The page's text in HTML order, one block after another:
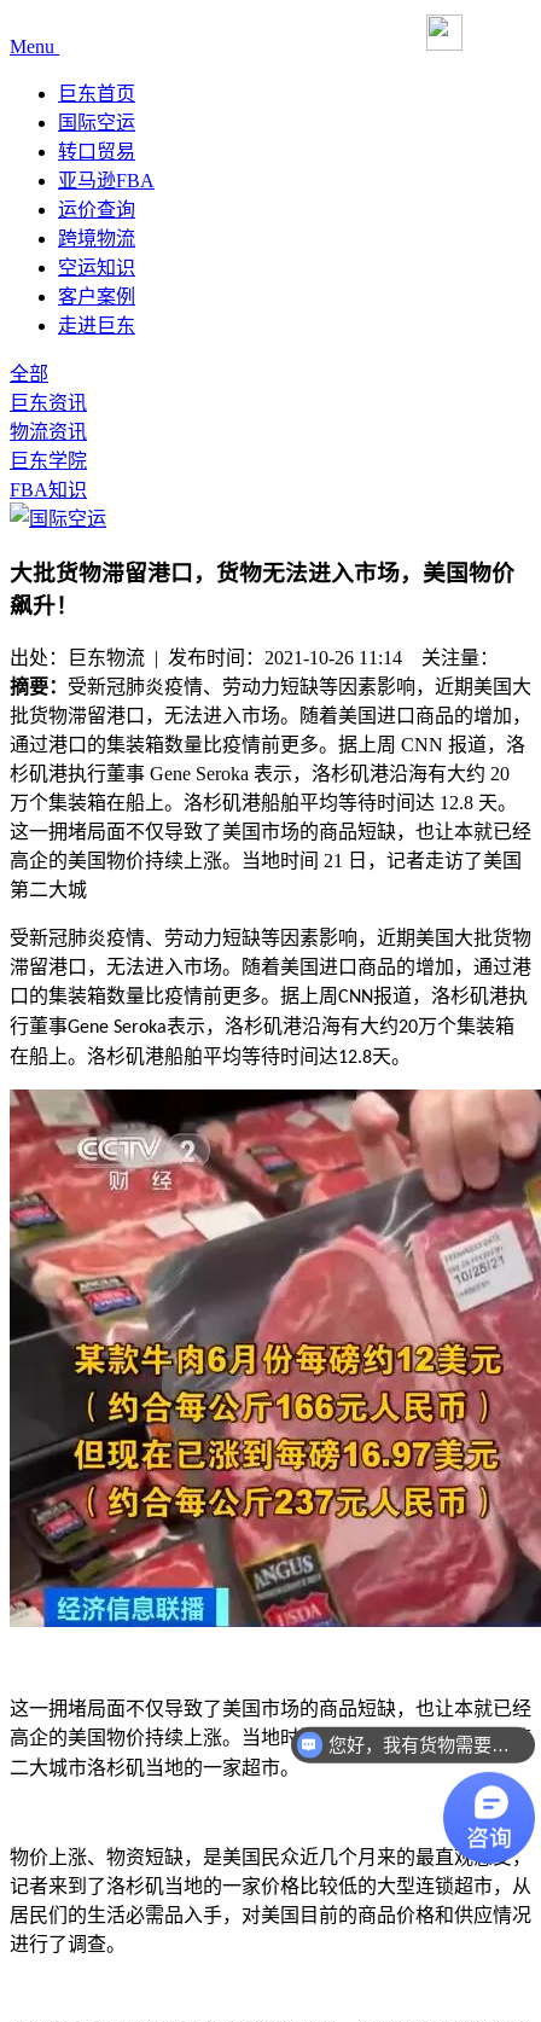
Menu
巨东首页
国际空运
转口贸易
亚马逊FBA
运价查询
跨境物流
空运知识
客户案例
走进巨东
全部
巨东资讯
物流资讯
巨东学院
FBA知识
大批货物滞留港口，货物无法进入市场，美国物价
飙升！
出处：巨东物流 | 发布时间：2021-10-26 11:14 关注量：
摘要： 受新冠肺炎疫情、劳动力短缺等因素影响，近期美国大
批货物滞留港口，无法进入市场。随着美国进口商品的增加，
通过港口的集装箱数量比疫情前更多。据上周 CNN 报道，洛
杉矶港执行董事 Gene Seroka 表示，洛杉矶港沿海有大约 20
万个集装箱在船上。洛杉矶港船舶平均等待时间达 12.8 天。
这一拥堵局面不仅导致了美国市场的商品短缺，也让本就已经
高企的美国物价持续上涨。当地时间 21 日，记者走访了美国
第二大城
受新冠肺炎疫情、劳动力短缺等因素影响，近期美国大批货物
滞留港口，无法进入市场。随着美国进口商品的增加，通过港
口的集装箱数量比疫情前更多。据上周CNN报道，洛杉矶港执
行董事Gene Seroka表示，洛杉矶港沿海有大约20万个集装箱
在船上。洛杉矶港船舶平均等待时间达12.8天。
这一拥堵局面不仅导致了美国市场的商品短缺，也让本就已经
高企的美国物价持续上涨。当地时间21日，记者走访了美国第
二大城市洛杉矶当地的一家超市。
物价上涨、物资短缺，是美国民众近几个月来的最直观感受，
记者来到了洛杉矶当地的一家价格比较低的大型连锁超市，从
居民们的生活必需品入手，对美国目前的商品价格和供应情况
进行了调查。
您好，我有货物需要你们的产品。